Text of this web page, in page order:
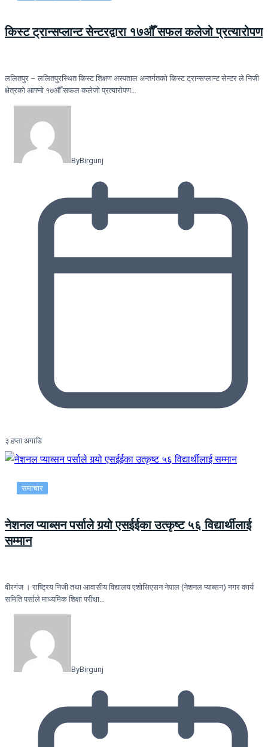
किस्ट ट्रान्सप्लान्ट सेन्टरद्वारा १७औँ सफल कलेजो प्रत्यारोपण
ललितपुर – ललितपुरस्थित किस्ट शिक्षण अस्पताल अन्तर्गतको किस्ट ट्रान्सप्लान्ट सेन्टर ले निजी
क्षेत्रको आफ्नो १७औँ सफल कलेजो प्रत्यारोपण…
ByBirgunj
३ हप्ता अगाडि
समाचार
नेशनल प्याब्सन पर्साले गर्‍यो एसईईका उत्कृष्ट ५६ विद्यार्थीलाई
सम्मान
वीरगंज । राष्ट्रिय निजी तथा आवासीय विद्यालय एशोसिएसन नेपाल (नेशनल प्याब्सन) नगर कार्य
समिति पर्साले माध्यमिक शिक्षा परीक्षा…
ByBirgunj